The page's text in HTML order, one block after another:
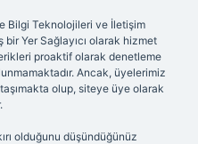
Bilgi Teknolojileri ve İletişim
bir Yer Sağlayıcı olarak hizmet
proaktif olarak denetleme
Ancak, üyelerimiz
olup, siteye üye olarak
olduğunu düşündüğünüz